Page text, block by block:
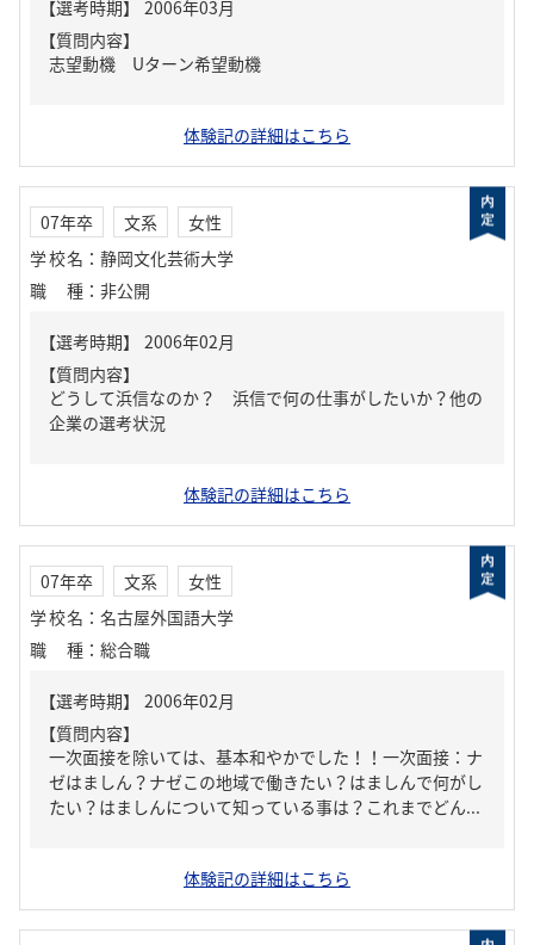
【質問内容】
志望動機 Uターン希望動機
体験記の詳細はこちら
07年卒 文系
女性
学校名 ： 静岡文化芸術大学
職種 ： 非公開
【質問内容】
どうして浜信なのか？ 浜信で何の仕事がしたいか？他の
企業の選考状況
体験記の詳細はこちら
07年卒 文系
女性
学校名 ： 名古屋外国語大学
職種 ： 総合職
【質問内容】
一次面接を除いては、基本和やかでした！！一次面接：ナ
ゼはましん？ナゼこの地域で働きたい？はましんで何がし
たい？はましんについて知っている事は？これまでどん...
体験記の詳細はこちら